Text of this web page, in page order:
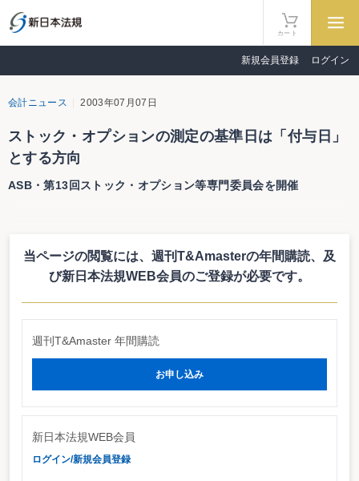
カート
新規会員登録 ログイン
会計ニュース 2003年07月07日
ストック・オプションの測定の基準日は「付与日」
とする方向
ASB・第13回ストック・オプション等専門委員会を開催
企業会計基準委員会（ASB）のストック・オプション等専門委員会が6月25日
に開催された。今回は、前回の委員会で示された論点5の「測定の基礎」につ
扱う旨が確認されている。また、測定の基準日については、「付与日」とする
暫定的にSOPの測定では「公正な評価額」
前回の委員会では、事務局から「測定の基礎」について、ストック・オプシ
として、「時価」を「公正な評価額」と暫定的に取り扱う旨を確認。今後、他
の基準で使用されている用語等を調べ、定義について考えるとしている。
当ページの閲覧には、週刊T&Amasterの年間購読、 及
び新日本法規WEB会員のご登録が必要です。
週刊T&Amaster 年間購読
お申し込み
新日本法規WEB会員
ログイン/新規会員登録